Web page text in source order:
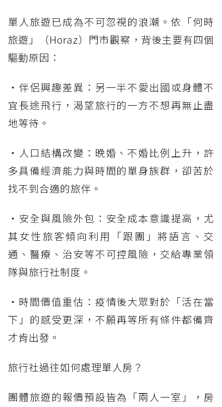
單人旅遊已成為不可忽視的浪潮。依「何時
旅遊」（Horaz）門市觀察，背後主要有四個
驅動原因：
・伴侶興趣差異：另一半不愛出國或身體不
宜長途飛行，渴望旅行的一方不想再無止盡
地等待。
・人口結構改變：晚婚、不婚比例上升，許
多具備經濟能力與時間的單身族群，卻苦於
找不到合適的旅伴。
・安全與風險外包：安全成本意識提高，尤
其女性旅客傾向利用「跟團」將語言、交
通、醫療、治安等不可控風險，交給專業領
隊與旅行社制度。
・時間價值重估：疫情後大眾對於「活在當
下」的感受更深，不願再等所有條件都備齊
才肯出發。
旅行社過往如何處理單人房？
團體旅遊的報價預設皆為「兩人一室」，房